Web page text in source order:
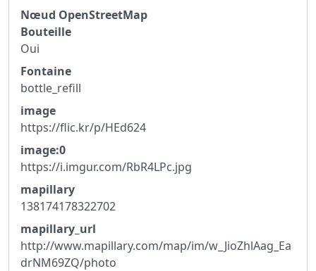
Nœud OpenStreetMap
Bouteille
Oui
Fontaine
bottle_refill
image
https://flic.kr/p/HEd624
image:0
https://i.imgur.com/RbR4LPc.jpg
mapillary
138174178322702
mapillary_url
http://www.mapillary.com/map/im/w_JioZhlAag_Ea
drNM69ZQ/photo